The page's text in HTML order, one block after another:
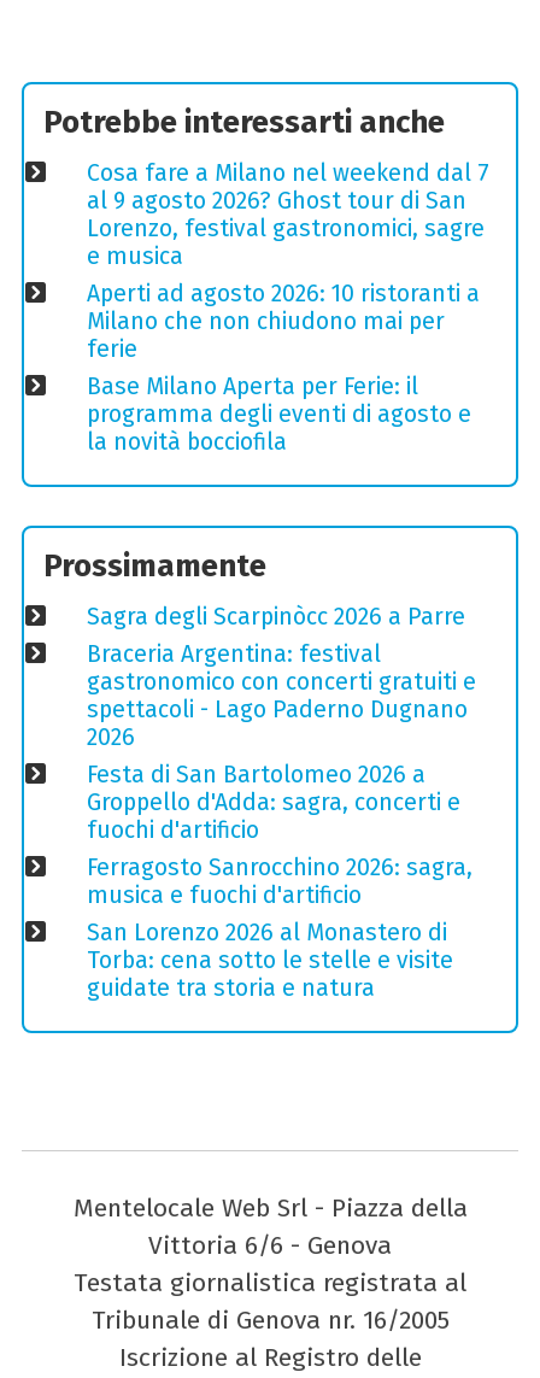
Potrebbe interessarti anche
Cosa fare a Milano nel weekend dal 7
al 9 agosto 2026? Ghost tour di San
Lorenzo, festival gastronomici, sagre
e musica
Aperti ad agosto 2026: 10 ristoranti a
Milano che non chiudono mai per
ferie
Base Milano Aperta per Ferie: il
programma degli eventi di agosto e
la novità bocciofila
Prossimamente
Sagra degli Scarpinòcc 2026 a Parre
Braceria Argentina: festival
gastronomico con concerti gratuiti e
spettacoli - Lago Paderno Dugnano
2026
Festa di San Bartolomeo 2026 a
Groppello d'Adda: sagra, concerti e
fuochi d'artificio
Ferragosto Sanrocchino 2026: sagra,
musica e fuochi d'artificio
San Lorenzo 2026 al Monastero di
Torba: cena sotto le stelle e visite
guidate tra storia e natura
Mentelocale Web Srl - Piazza della
Vittoria 6/6 - Genova
Testata giornalistica registrata al
Tribunale di Genova nr. 16/2005
Iscrizione al Registro delle